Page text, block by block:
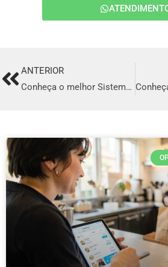
PrevANTERIOR
Conheça o melhor Sistema para Delivery em Vitória